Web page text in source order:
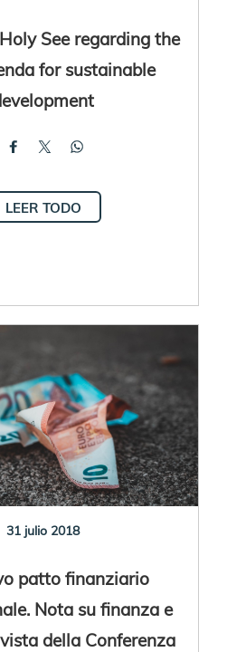
See regarding the
for sustainable
LEER TODO
31 julio 2018
patto finanziario
Nota su finanza e
della Conferenza